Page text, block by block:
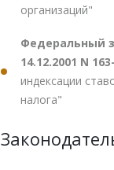
организаций"
Федеральный
14.12.2001 N
индексации
налога"